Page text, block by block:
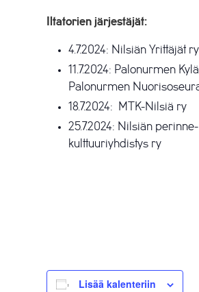
Iltatorien järjestäjät:
4.7.2024: Nilsiän Yrittäjät ry
11.7.2024: Palonurmen
Palonurmen
18.7.2024: MTK-Nilsiä ry
25.7.2024: Nilsiän
kulttuuriyhdistys ry
Lisää kalenteriin